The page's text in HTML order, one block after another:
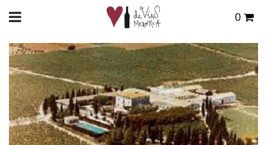
0
VER CESTA